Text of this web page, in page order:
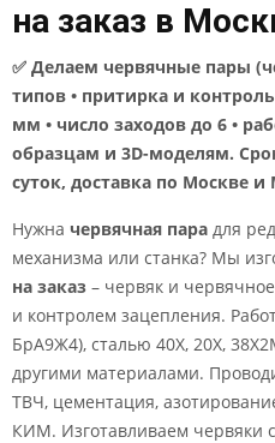
на заказ в
✅ Делаем червячные пары
типов • притирка и
мм • число заходов до 6 •
образцам и 3D-моделям.
суток, доставка по Москве
Нужна червячная пара для
механизма или станка? Мы
на заказ – червяк и
и контролем зацепления.
БрА9Ж4), сталью 40Х, 20Х,
другими материалами.
ТВЧ, цементация,
КИМ. Изготавливаем червяки